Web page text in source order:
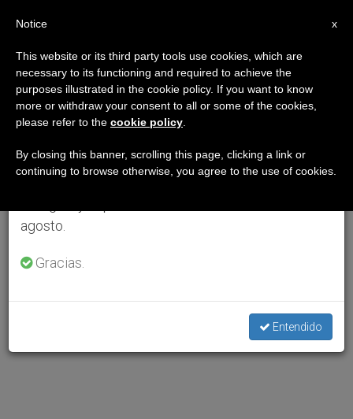
×
Aviso importante
Del 27 de julio al 7 de agosto haremos la pausa
anual, aprovechando que en el periodo de verano
se generan menos informaciones y también el
agosto.
Gracias.
Entendido
x
Notice
This website or its third party tools use cookies, which are
necessary to its functioning and required to achieve the
purposes illustrated in the cookie policy. If you want to know
more or withdraw your consent to all or some of the cookies,
please refer to the cookie policy
By closing this banner, scrolling this page, clicking a link or
continuing to browse otherwise, you agree to the use of cookies.